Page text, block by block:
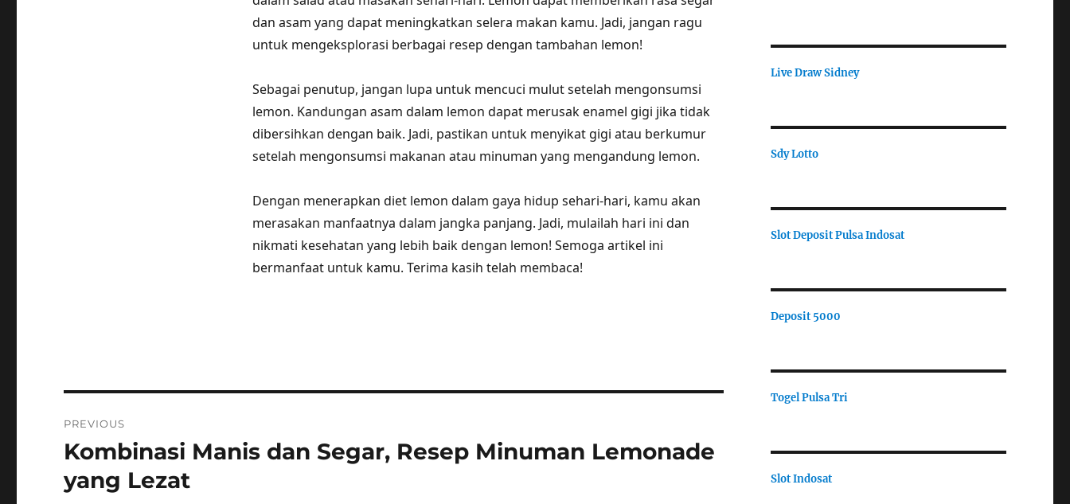
dan asam yang dapat meningkatkan selera makan kamu. Jadi, jangan ragu
untuk mengeksplorasi berbagai resep dengan tambahan lemon!
Sebagai penutup, jangan lupa untuk mencuci mulut setelah mengonsumsi
lemon. Kandungan asam dalam lemon dapat merusak enamel gigi jika tidak
dibersihkan dengan baik. Jadi, pastikan untuk menyikat gigi atau berkumur
setelah mengonsumsi makanan atau minuman yang mengandung lemon.
Dengan menerapkan diet lemon dalam gaya hidup sehari-hari, kamu akan
merasakan manfaatnya dalam jangka panjang. Jadi, mulailah hari ini dan
nikmati kesehatan yang lebih baik dengan lemon! Semoga artikel ini
bermanfaat untuk kamu. Terima kasih telah membaca!
navigation
PREVIOUS
Previous
Kombinasi Manis dan Segar, Resep Minuman Lemonade
yang Lezat
Live Draw Sidney
Sdy Lotto
Slot Deposit Pulsa Indosat
Deposit 5000
Togel Pulsa Tri
Slot Indosat